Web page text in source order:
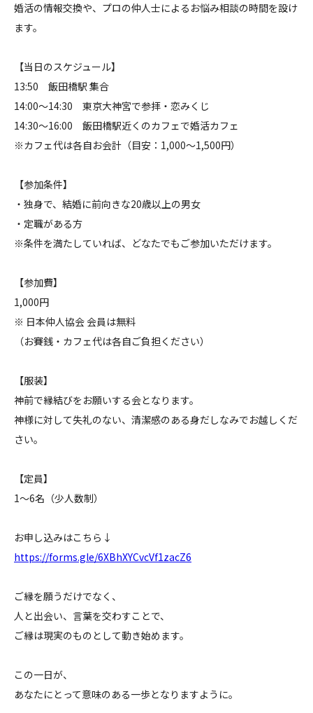
婚活の情報交換や、プロの仲人士によるお悩み相談の時間を設け
ます。
【当日のスケジュール】
13:50 飯田橋駅 集合
14:00〜14:30 東京大神宮で参拝・恋みくじ
14:30〜16:00 飯田橋駅近くのカフェで婚活カフェ
※カフェ代は各自お会計（目安：1,000〜1,500円）
【参加条件】
・独身で、結婚に前向きな20歳以上の男女
・定職がある方
※条件を満たしていれば、どなたでもご参加いただけます。
【参加費】
1,000円
※ 日本仲人協会 会員は無料
（お賽銭・カフェ代は各自ご負担ください）
【服装】
神前で縁結びをお願いする会となります。
神様に対して失礼のない、清潔感のある身だしなみでお越しくだ
さい。
【定員】
1〜6名（少人数制）
お申し込みはこちら↓
https://forms.gle/6XBhXYCvcVf1zacZ6
ご縁を願うだけでなく、
人と出会い、言葉を交わすことで、
ご縁は現実のものとして動き始めます。
この一日が、
あなたにとって意味のある一歩となりますように。